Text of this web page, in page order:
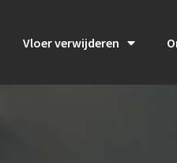
Vloer verwijderen